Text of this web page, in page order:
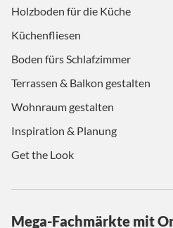
Holzboden für die Küche
Küchenfliesen
Boden fürs Schlafzimmer
Terrassen & Balkon gestalten
Wohnraum gestalten
Inspiration & Planung
Get the Look
Mega-Fachmärkte mit